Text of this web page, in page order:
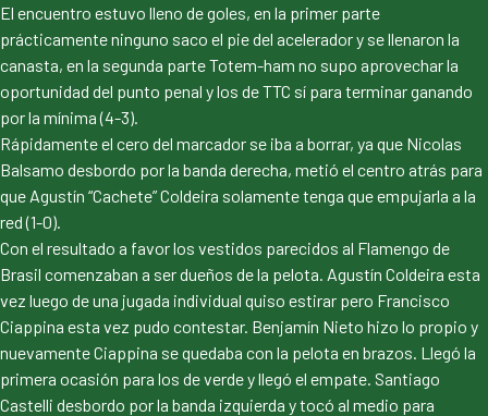
El encuentro estuvo lleno de goles, en la primer parte
prácticamente ninguno saco el pie del acelerador y se llenaron la
canasta, en la segunda parte Totem-ham no supo aprovechar la
oportunidad del punto penal y los de TTC sí para terminar ganando
por la mínima (4-3).
Rápidamente el cero del marcador se iba a borrar, ya que Nicolas
Balsamo desbordo por la banda derecha, metió el centro atrás para
que Agustín “Cachete” Coldeira solamente tenga que empujarla a la
red (1-0).
Con el resultado a favor los vestidos parecidos al Flamengo de
Brasil comenzaban a ser dueños de la pelota. Agustín Coldeira esta
vez luego de una jugada individual quiso estirar pero Francisco
Ciappina esta vez pudo contestar. Benjamín Nieto hizo lo propio y
nuevamente Ciappina se quedaba con la pelota en brazos. Llegó la
primera ocasión para los de verde y llegó el empate. Santiago
Castelli desbordo por la banda izquierda y tocó al medio para